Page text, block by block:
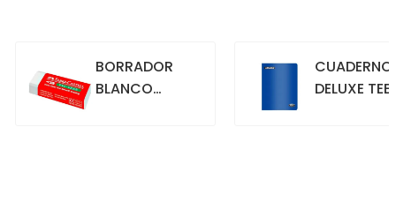
BORRADOR
BLANCO
DELUXE